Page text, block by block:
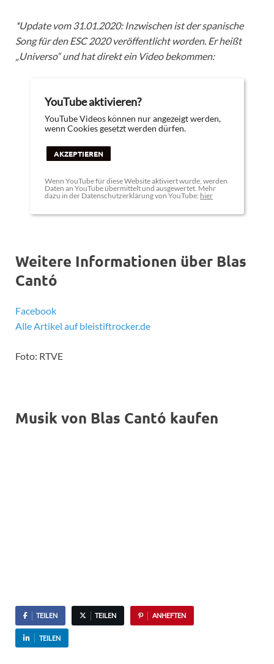
*Update vom 31.01.2020: Inzwischen ist der spanische
Song für den ESC 2020 veröffentlicht worden. Er heißt
„Universo“ und hat direkt ein Video bekommen:
YouTube aktivieren?
YouTube Videos können nur angezeigt werden,
wenn Cookies gesetzt werden dürfen.
AKZEPTIEREN
Wenn YouTube für diese Website aktiviert wurde, werden
Daten an YouTube übermittelt und ausgewertet. Mehr
dazu in der Datenschutzerklärung von YouTube: hier
Weitere Informationen über Blas
Cantó
Facebook
Alle Artikel auf bleistiftrocker.de
Foto: RTVE
Musik von Blas Cantó kaufen
TEILEN TEILEN ANHEFTEN
TEILEN